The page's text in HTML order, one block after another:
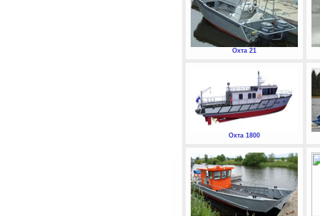
Охта 21
Охта 1800